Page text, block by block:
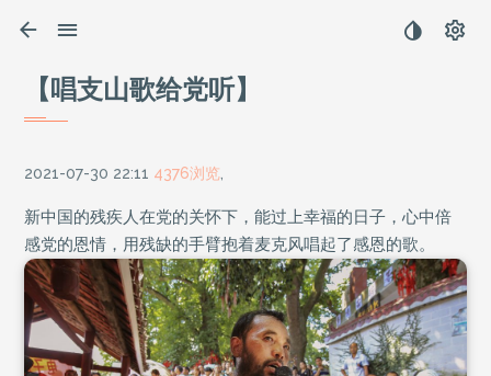
【唱支山歌给党听】
2021-07-30 22:11 4376浏览
新中国的残疾人在党的关怀下，能过上幸福的日子，心中倍
感党的恩情，用残缺的手臂抱着麦克风唱起了感恩的歌。